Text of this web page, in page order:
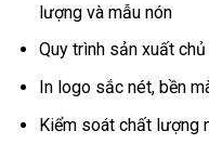
lượng và mẫu nón
Quy trình sản xuất
In logo sắc nét, bền
Kiểm soát chất lượng